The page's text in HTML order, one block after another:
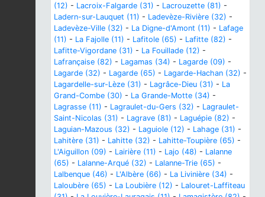
(12) - Lacroix-Falgarde (31) - Lacrouzette (81) -
Ladern-sur-Lauquet (11) - Ladevèze-Rivière (32) -
Ladevèze-Ville (32) - La Digne-d'Amont (11) - Lafage
(11) - La Fajolle (11) - Lafitole (65) - Lafitte (82) -
Lafitte-Vigordane (31) - La Fouillade (12) -
Lafrançaise (82) - Lagamas (34) - Lagarde (09) -
Lagarde (32) - Lagarde (65) - Lagarde-Hachan (32) -
Lagardelle-sur-Lèze (31) - Lagrâce-Dieu (31) - La
Grand-Combe (30) - La Grande-Motte (34) -
Lagrasse (11) - Lagraulet-du-Gers (32) - Lagraulet-
Saint-Nicolas (31) - Lagrave (81) - Laguépie (82) -
Laguian-Mazous (32) - Laguiole (12) - Lahage (31) -
Lahitère (31) - Lahitte (32) - Lahitte-Toupière (65) -
L'Aiguillon (09) - Lairière (11) - Lajo (48) - Lalanne
(65) - Lalanne-Arqué (32) - Lalanne-Trie (65) -
Lalbenque (46) - L'Albère (66) - La Livinière (34) -
Laloubère (65) - La Loubière (12) - Lalouret-Laffiteau